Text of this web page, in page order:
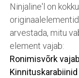
Ninjaline'l on
arvestada, mitu
element vajab:
Ronimisvõrk